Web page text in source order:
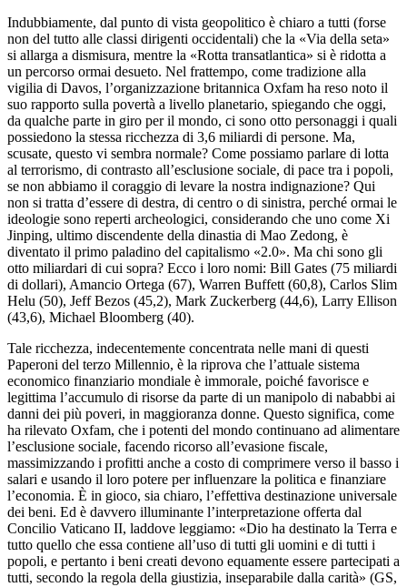
Indubbiamente, dal punto di vista geopolitico è chiaro a tutti (forse
non del tutto alle classi dirigenti occidentali) che la «Via della seta»
si allarga a dismisura, mentre la «Rotta transatlantica» si è ridotta a
un percorso ormai desueto. Nel frattempo, come tradizione alla
vigilia di Davos, l’organizzazione britannica Oxfam ha reso noto il
suo rapporto sulla povertà a livello planetario, spiegando che oggi,
da qualche parte in giro per il mondo, ci sono otto personaggi i quali
possiedono la stessa ricchezza di 3,6 miliardi di persone. Ma,
scusate, questo vi sembra normale? Come possiamo parlare di lotta
al terrorismo, di contrasto all’esclusione sociale, di pace tra i popoli,
se non abbiamo il coraggio di levare la nostra indignazione? Qui
non si tratta d’essere di destra, di centro o di sinistra, perché ormai le
ideologie sono reperti archeologici, considerando che uno come Xi
Jinping, ultimo discendente della dinastia di Mao Zedong, è
diventato il primo paladino del capitalismo «2.0». Ma chi sono gli
otto miliardari di cui sopra? Ecco i loro nomi: Bill Gates (75 miliardi
di dollari), Amancio Ortega (67), Warren Buffett (60,8), Carlos Slim
Helu (50), Jeff Bezos (45,2), Mark Zuckerberg (44,6), Larry Ellison
(43,6), Michael Bloomberg (40).
Tale ricchezza, indecentemente concentrata nelle mani di questi
Paperoni del terzo Millennio, è la riprova che l’attuale sistema
economico finanziario mondiale è immorale, poiché favorisce e
legittima l’accumulo di risorse da parte di un manipolo di nababbi ai
danni dei più poveri, in maggioranza donne. Questo significa, come
ha rilevato Oxfam, che i potenti del mondo continuano ad alimentare
l’esclusione sociale, facendo ricorso all’evasione fiscale,
massimizzando i profitti anche a costo di comprimere verso il basso i
salari e usando il loro potere per influenzare la politica e finanziare
l’economia. È in gioco, sia chiaro, l’effettiva destinazione universale
dei beni. Ed è davvero illuminante l’interpretazione offerta dal
Concilio Vaticano II, laddove leggiamo: «Dio ha destinato la Terra e
tutto quello che essa contiene all’uso di tutti gli uomini e di tutti i
popoli, e pertanto i beni creati devono equamente essere partecipati a
tutti, secondo la regola della giustizia, inseparabile dalla carità» (GS,